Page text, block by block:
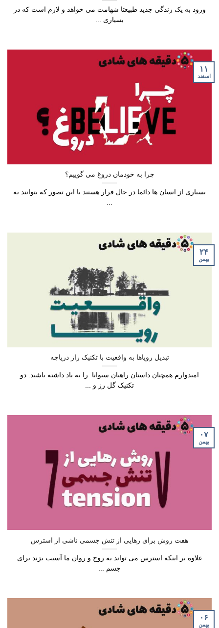
ورود به یک زندگی جدید طبیعتا شهامت می خواهد و لازم است که در
بسیاری ...
چرا به خودمان دروغ می گوییم؟
بسیاری از انسان ها دائما در حال فرار هستند با این تصور که بتوانند به
...
۱۱
اسفند
تبدیل رویاها به واقعیت با تکنیک راز دریاچه
امیدوارم همچنان داستان راهبان سیوانا را به یاد داشته باشید. دو
تکنیک گل رز و ...
۲۴
بهمن
هفت روش برای رهایی از تنش جسمی ناشی از استرس
علاوه بر اینکه استرس می تواند به روح و روان ما آسیب بزند برای
جسم ...
۰۷
بهمن
۰۶
بهمن